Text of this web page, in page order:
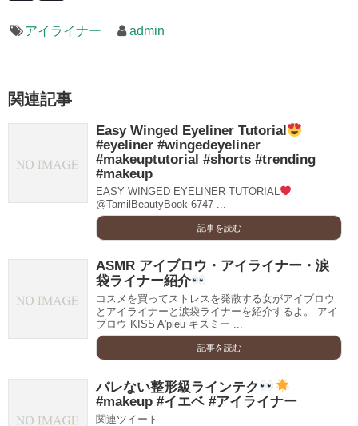
アイライナー admin
関連記事
Easy Winged Eyeliner Tutorial
#eyeliner #wingedeyeliner
#makeuptutorial #shorts #trending
#makeup
EASY WINGED EYELINER TUTORIAL
@TamilBeautyBook-6747 ...
記事を読む
ASMR アイブロウ・アイライナー・涙
袋ライナー紹介
コスメを買ってストレスを発散する女がアイブロウ
とアイライナーと涙袋ライナーを紹介するよ。 アイ
ブロウ KISS A'pieu キスミー ...
記事を読む
バレない整形級ラインテク
#makeup #イエベ #アイライナー
関連ツイート